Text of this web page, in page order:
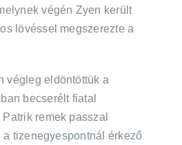
végén Zyen került
lövéssel megszerezte a
végleg eldöntöttük a
becserélt fiatal
remek passzal
a tizenegyespontnál érkező